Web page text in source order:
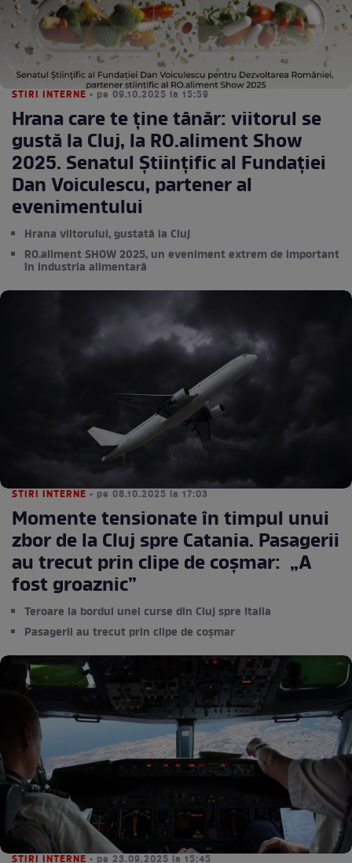
STIRI INTERNE • pe 09.10.2025 la 15:59
Hrana care te ține tânăr: viitorul se
gustă la Cluj, la RO.aliment Show
2025. Senatul Științific al Fundației
Dan Voiculescu, partener al
evenimentului
Hrana viitorului, gustată la Cluj
RO.aliment SHOW 2025, un eveniment extrem de important
în industria alimentară
STIRI INTERNE • pe 08.10.2025 la 17:03
Momente tensionate în timpul unui
zbor de la Cluj spre Catania. Pasagerii
au trecut prin clipe de coșmar: „A
fost groaznic”
Teroare la bordul unei curse din Cluj spre Italia
Pasagerii au trecut prin clipe de coșmar
STIRI INTERNE • pe 23.09.2025 la 15:45